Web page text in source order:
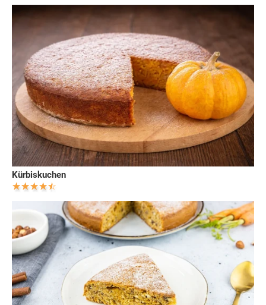
Kürbiskuchen